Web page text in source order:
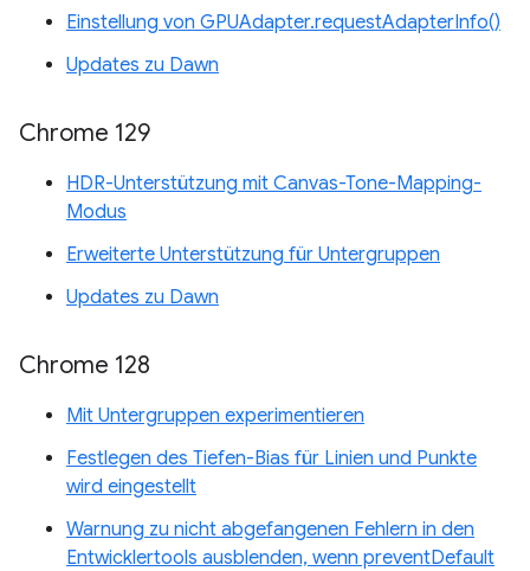
Einstellung von GPUAdapter.requestAdapterInfo()
Updates zu Dawn
Chrome 129
HDR-Unterstützung mit Canvas-Tone-Mapping-
Modus
Erweiterte Unterstützung für Untergruppen
Updates zu Dawn
Chrome 128
Mit Untergruppen experimentieren
Festlegen des Tiefen-Bias für Linien und Punkte
wird eingestellt
Warnung zu nicht abgefangenen Fehlern in den
Entwicklertools ausblenden, wenn preventDefault